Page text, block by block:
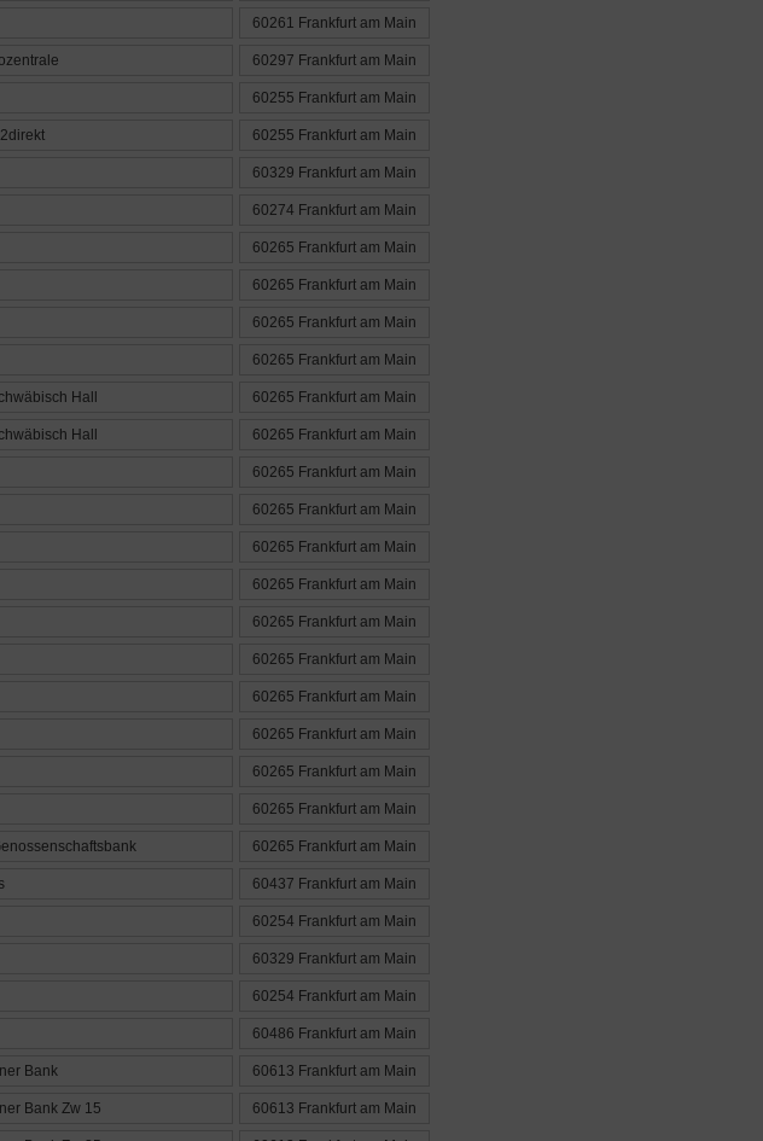
60261 Frankfurt am Main
60297 Frankfurt am Main
60255 Frankfurt am Main
60255 Frankfurt am Main
60329 Frankfurt am Main
60274 Frankfurt am Main
60265 Frankfurt am Main
60265 Frankfurt am Main
60265 Frankfurt am Main
60265 Frankfurt am Main
Hall 60265 Frankfurt am Main
Hall 60265 Frankfurt am Main
60265 Frankfurt am Main
60265 Frankfurt am Main
60265 Frankfurt am Main
60265 Frankfurt am Main
60265 Frankfurt am Main
60265 Frankfurt am Main
60265 Frankfurt am Main
60265 Frankfurt am Main
60265 Frankfurt am Main
60265 Frankfurt am Main
60265 Frankfurt am Main
60437 Frankfurt am Main
60254 Frankfurt am Main
60329 Frankfurt am Main
60254 Frankfurt am Main
60486 Frankfurt am Main
Bank 60613 Frankfurt am Main
Bank Zw 15 60613 Frankfurt am Main